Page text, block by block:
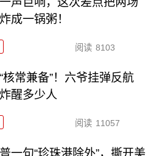
成一锅粥！
阅读 8103
核常兼备”！六爷挂弹反航
醒多少人
阅读 11057
一句“珍珠港除外”，撕开美